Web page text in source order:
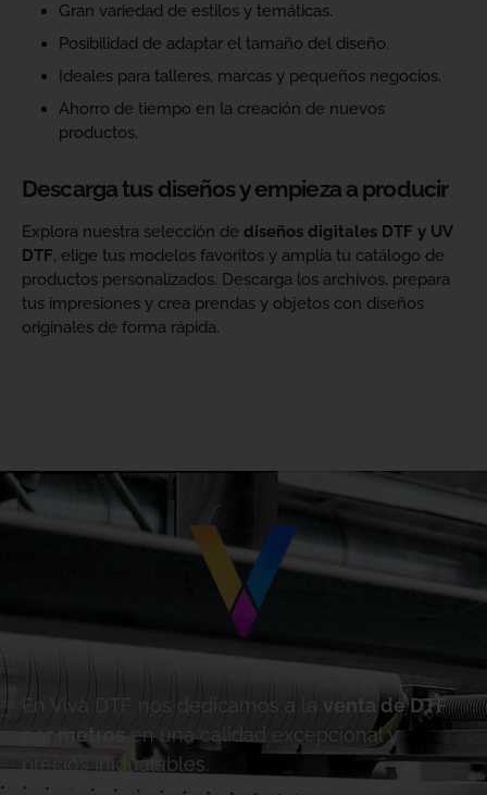
Gran variedad de estilos y temáticas.
Posibilidad de adaptar el tamaño del diseño.
Ideales para talleres, marcas y pequeños negocios.
Ahorro de tiempo en la creación de nuevos
productos.
Descarga tus diseños y empieza a producir
Explora nuestra selección de diseños digitales DTF y UV
DTF, elige tus modelos favoritos y amplía tu catálogo de
productos personalizados. Descarga los archivos, prepara
tus impresiones y crea prendas y objetos con diseños
originales de forma rápida.
En Viva DTF nos dedicamos a la
venta de DTF
por metros
en una calidad excepcional y
precios inigualables.